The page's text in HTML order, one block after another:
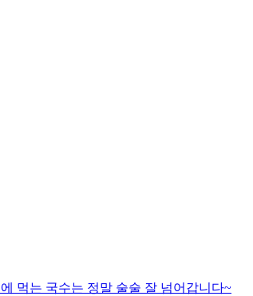
먹는 국수는 정말 술술 잘 넘어갑니다~